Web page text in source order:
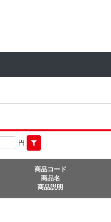
円
商品コード
商品名
商品説明